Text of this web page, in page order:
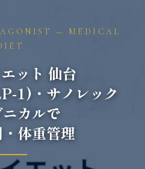
— MEDICAL
ット 仙台
1)・サノレック
カルで
体重管理